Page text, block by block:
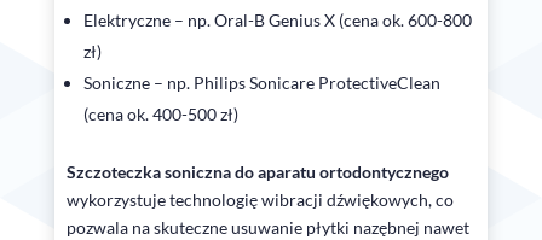
Elektryczne – np. Oral-B Genius X (cena ok. 600-800
zł)
Soniczne – np. Philips Sonicare ProtectiveClean
(cena ok. 400-500 zł)
Szczoteczka soniczna do aparatu ortodontycznego
wykorzystuje technologię wibracji dźwiękowych, co
pozwala na skuteczne usuwanie płytki nazębnej nawet